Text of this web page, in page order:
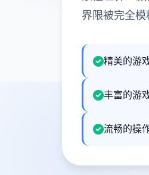
界限被完全模
精美的游
丰富的游
流畅的操